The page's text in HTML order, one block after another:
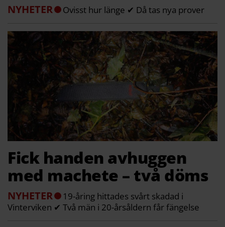
NYHETER Ovisst hur länge ✔ Då tas nya prover
Fick handen avhuggen
med machete – två döms
NYHETER
19-åring hittades svårt skadad i
Vinterviken ✔ Två män i 20-årsåldern får fängelse